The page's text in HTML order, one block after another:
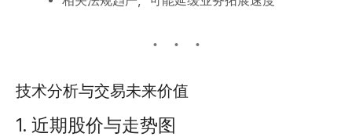
技术分析与交易未来价值
1. 近期股价与走势图